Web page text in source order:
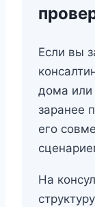
Если вы
дома или
заранее
его
На